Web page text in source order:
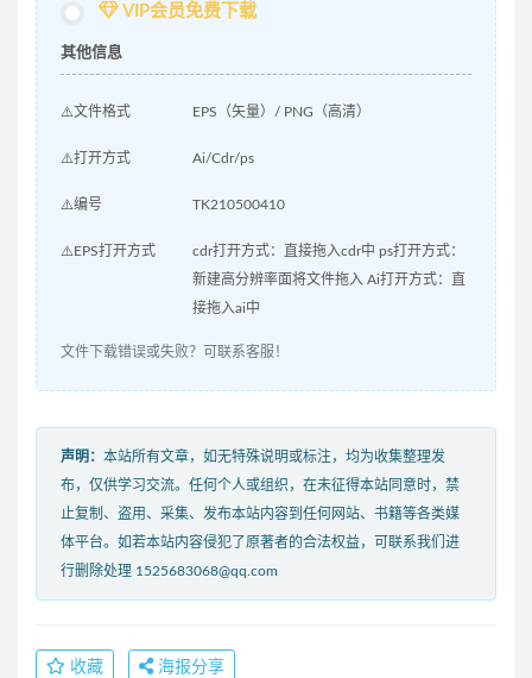
VIP会员免费下载
其他信息
⚠️文件格式 EPS（矢量）/ PNG（高清）
⚠️打开方式 Ai/Cdr/ps
⚠️编号 TK210500410
⚠️EPS打开方式
cdr打开方式：直接拖入cdr中 ps打开方式：
新建高分辨率面将文件拖入 Ai打开方式：直
接拖入ai中
文件下载错误或失败？可联系客服！
声明： 本站所有文章，如无特殊说明或标注，均为收集整理发
布，仅供学习交流。任何个人或组织，在未征得本站同意时，禁
止复制、盗用、采集、发布本站内容到任何网站、书籍等各类媒
体平台。如若本站内容侵犯了原著者的合法权益，可联系我们进
行删除处理 1525683068@qq.com
收藏 海报分享